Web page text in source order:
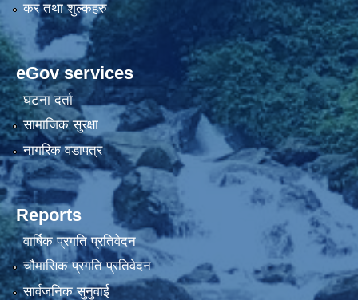
कर तथा शुल्कहरु
eGov services
घटना दर्ता
सामाजिक सुरक्षा
नागरिक वडापत्र
Reports
वार्षिक प्रगति प्रतिवेदन
चौमासिक प्रगति प्रतिवेदन
सार्वजनिक सुनुवाई